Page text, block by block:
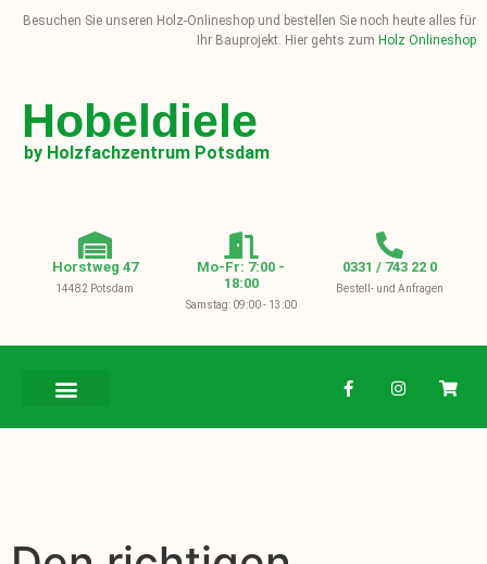
Besuchen Sie unseren Holz-Onlineshop und bestellen Sie noch heute alles für
Ihr Bauprojekt. Hier gehts zum Holz Onlineshop
Hobeldiele
by Holzfachzentrum Potsdam
Horstweg 47
14482 Potsdam
Mo-Fr: 7:00 -
18:00
Samstag: 09:00 - 13:00
0331 / 743 22 0
Bestell- und Anfragen